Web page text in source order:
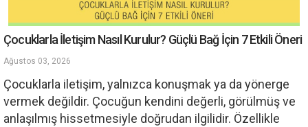
Çocuklarla İletişim Nasıl Kurulur? Güçlü Bağ İçin 7 Etkili Öneri
Ağustos 03, 2026
Çocuklarla iletişim, yalnızca konuşmak ya da yönerge
vermek değildir. Çocuğun kendini değerli, görülmüş ve
anlaşılmış hissetmesiyle doğrudan ilgilidir. Özellikle